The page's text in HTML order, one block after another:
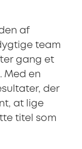
af
team
gang et
Med en
der
at lige
titel som